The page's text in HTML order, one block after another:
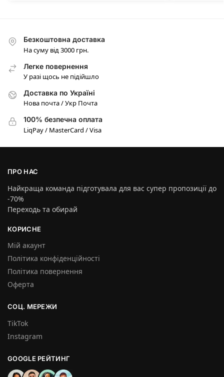
Безкоштовна доставка
На суму від 3000 грн.
Легке повернення
У разі щось не підійшло
Доставка по Україні
Нова почта / Укр Почта
100% безпечна оплата
LiqPay / MasterCard / Visa
ПРО НАС
Найкраща команда підготувала для вас супер пропозиції до
-70%
Переходь та обирай
КОРИСНЕ
Мій акаунт
Політика конфіденційності
Політика повернення
Оферта
СОЦ. МЕРЕЖИ
TikTok
Instagram
GOOGLE РЕЙТИНГ